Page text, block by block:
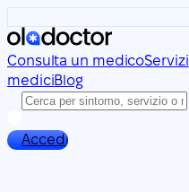
Consulta un medicoServizi
mediciBlog
Accedi